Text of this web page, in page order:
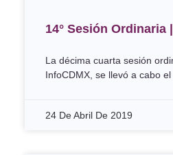
14° Sesión Ordinaria
La décima cuarta sesión
InfoCDMX, se llevó a cabo
24 De Abril De 2019